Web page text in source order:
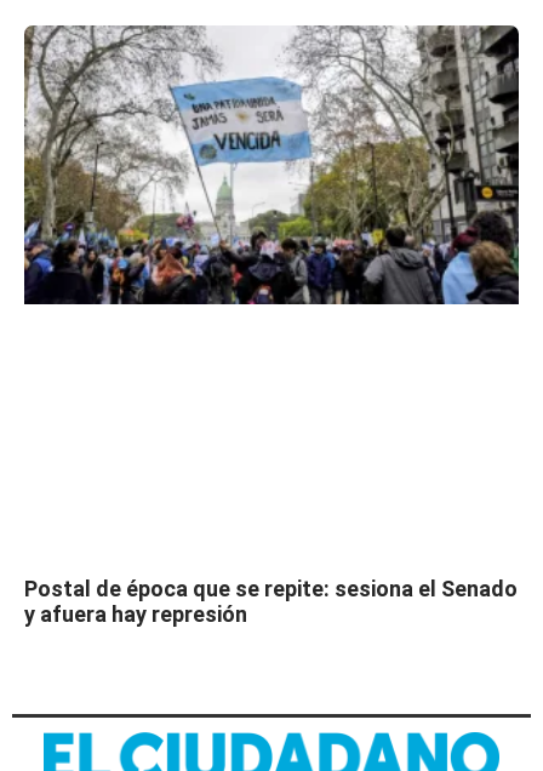
Postal de época que se repite: sesiona el Senado
y afuera hay represión